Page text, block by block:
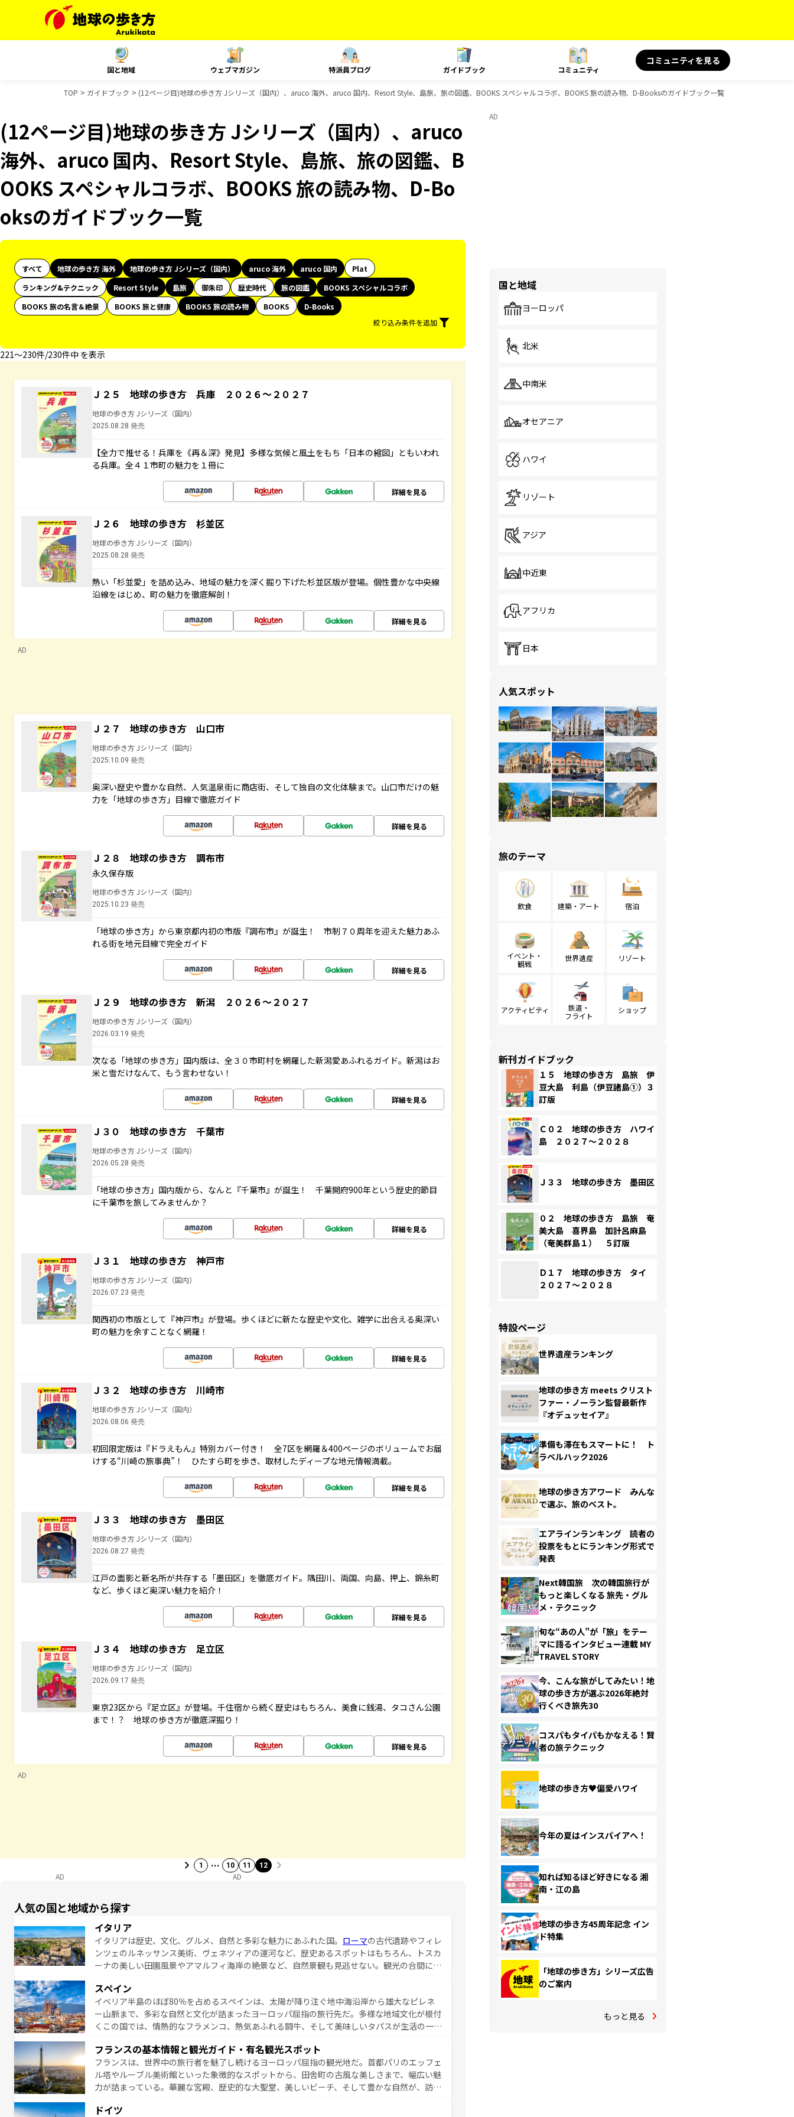
国と地域 ウェブマガジン 特派員ブログ ガイドブック コミュニティ
コミュニティを見る
TOP ガイドブック (12ページ目)地球の歩き方 Jシリーズ（国内）、aruco 海外、aruco 国内、Resort Style、島旅、旅の図鑑、BOOKS スペシャルコラボ、BOOKS 旅の読み物、D-Booksのガイドブック一覧
(12ページ目)地球の歩き方 Jシリーズ（国内）、aruco
海外、aruco 国内、Resort Style、島旅、旅の図鑑、B
OOKS スペシャルコラボ、BOOKS 旅の読み物、D-Bo
oksのガイドブック一覧
すべて 地球の歩き方 海外 地球の歩き方 Jシリーズ（国内） aruco 海外 aruco 国内
Plat
ランキング&テクニック
Resort Style 島旅 御朱印 歴史時代 旅の図鑑
BOOKS スペシャルコラボ
BOOKS 旅の名言＆絶景
BOOKS 旅と健康 BOOKS 旅の読み物 BOOKS
D-Books
絞り込み条件を追加
221〜230件/230件中 を表示
Ｊ２５ 地球の歩き方 兵庫 ２０２６～２０２７
地球の歩き方 Jシリーズ（国内）
2025.08.28 発売
【全力で推せる！兵庫を《再＆深》発見】多様な気候と風土をもち「日本の縮図」ともいわれ
る兵庫。全４１市町の魅力を１冊に
詳細を見る
Ｊ２６ 地球の歩き方 杉並区
地球の歩き方 Jシリーズ（国内）
2025.08.28 発売
熱い「杉並愛」を詰め込み、地域の魅力を深く掘り下げた杉並区版が登場。個性豊かな中央線
沿線をはじめ、町の魅力を徹底解剖！
詳細を見る
AD
Ｊ２７ 地球の歩き方 山口市
地球の歩き方 Jシリーズ（国内）
2025.10.09 発売
奥深い歴史や豊かな自然、人気温泉街に商店街、そして独自の文化体験まで。山口市だけの魅
力を「地球の歩き方」目線で徹底ガイド
詳細を見る
Ｊ２８ 地球の歩き方 調布市
永久保存版
地球の歩き方 Jシリーズ（国内）
2025.10.23 発売
「地球の歩き方」から東京都内初の市版『調布市』が誕生！ 市制７０周年を迎えた魅力あふ
れる街を地元目線で完全ガイド
詳細を見る
Ｊ２９ 地球の歩き方 新潟 ２０２６～２０２７
地球の歩き方 Jシリーズ（国内）
2026.03.19 発売
次なる「地球の歩き方」国内版は、全３０市町村を網羅した新潟愛あふれるガイド。新潟はお
米と雪だけなんて、もう言わせない！
詳細を見る
Ｊ３０ 地球の歩き方 千葉市
地球の歩き方 Jシリーズ（国内）
2026.05.28 発売
「地球の歩き方」国内版から、なんと『千葉市』が誕生！ 千葉開府900年という歴史的節目
に千葉市を旅してみませんか？
詳細を見る
Ｊ３１ 地球の歩き方 神戸市
地球の歩き方 Jシリーズ（国内）
2026.07.23 発売
関西初の市版として『神戸市』が登場。歩くほどに新たな歴史や文化、雑学に出合える奥深い
町の魅力を余すことなく網羅！
詳細を見る
Ｊ３２ 地球の歩き方 川崎市
地球の歩き方 Jシリーズ（国内）
2026.08.06 発売
初回限定版は『ドラえもん』特別カバー付き！ 全7区を網羅＆400ページのボリュームでお届
けする“川崎の旅事典”！ ひたすら町を歩き、取材したディープな地元情報満載。
詳細を見る
Ｊ３３ 地球の歩き方 墨田区
地球の歩き方 Jシリーズ（国内）
2026.08.27 発売
江戸の面影と新名所が共存する「墨田区」を徹底ガイド。隅田川、両国、向島、押上、錦糸町
など、歩くほど奥深い魅力を紹介！
詳細を見る
Ｊ３４ 地球の歩き方 足立区
地球の歩き方 Jシリーズ（国内）
2026.09.17 発売
東京23区から『足立区』が登場。千住宿から続く歴史はもちろん、美食に銭湯、タコさん公園
まで！？ 地球の歩き方が徹底深掘り！
詳細を見る
AD
1 … 10 11 12
AD AD
人気の国と地域から探す
イタリア
イタリアは歴史、文化、グルメ、自然と多彩な魅力にあふれた国。 ローマの古代遺跡やフィレ
ンツェのルネッサンス美術、ヴェネツィアの運河など、歴史あるスポットはもちろん、トスカ
ーナの美しい田園風景やアマルフィ海岸の絶景など、自然景観も見逃せない。観光の合間に
夜眠るまで、すべての瞬間を楽しませてくれるイタリアで、忘れられない旅をしてみよう！
なお、新着のイタリア情報はコンテンツ一覧を参照してほしい。
スペイン
イベリア半島のほぼ80％を占めるスペインは、太陽が降り注ぐ地中海沿岸から雄大なピレネ
ー山脈まで、多彩な自然と文化が詰まったヨーロッパ屈指の旅行先だ。多様な地域文化が根付
くこの国では、情熱的なフラメンコ、熱気あふれる闘牛、そして美味しいタパスが生活の一部
ら、地方では古代ローマ遺跡や中世の城塞都市、穏やかなビーチリゾートまで多彩な表情を見
せる。地方によって風土や気候が異なるスペインはその個性で訪れる人を魅了する。 なお、
新着のスペイン情報はコンテンツ一覧を参照してほしい。
フランスの基本情報と観光ガイド・有名観光スポット
フランスは、世界中の旅行者を魅了し続けるヨーロッパ屈指の観光地だ。首都パリのエッフェ
ル塔やルーブル美術館といった象徴的なスポットから、田舎町の古風な美しさまで、幅広い魅
力が詰まっている。華麗な宮殿、歴史的な大聖堂、美しいビーチ、そして豊かな自然が、訪れ
無形文化遺産にも登録されている。シャンパンの発祥地であるランス、プロヴァンスの香り高
ドイツ
AD
国と地域
ヨーロッパ
北米
中南米
オセアニア
ハワイ
リゾート
アジア
中近東
アフリカ
日本
人気スポット
旅のテーマ
飲食 建築・アート 宿泊
イベント・
観戦
世界遺産 リゾート
アクティビティ
鉄道・
フライト
ショップ
新刊ガイドブック
１５ 地球の歩き方 島旅 伊
豆大島 利島（伊豆諸島①）３
訂版
Ｃ０２ 地球の歩き方 ハワイ
島 ２０２７～２０２８
Ｊ３３ 地球の歩き方 墨田区
０２ 地球の歩き方 島旅 奄
美大島 喜界島 加計呂麻島
（奄美群島１） ５訂版
Ｄ１７ 地球の歩き方 タイ
２０２７～２０２８
特設ページ
世界遺産ランキング
地球の歩き方 meets クリスト
ファー・ノーラン監督最新作
『オデュッセイア』
準備も滞在もスマートに！ ト
ラベルハック2026
地球の歩き方アワード みんな
で選ぶ、旅のベスト。
エアラインランキング 読者の
投票をもとにランキング形式で
発表
Next韓国旅 次の韓国旅行が
もっと楽しくなる 旅先・グル
メ・テクニック
旬な“あの人”が「旅」をテー
マに語るインタビュー連載 MY
TRAVEL STORY
今、こんな旅がしてみたい！地
球の歩き方が選ぶ2026年絶対
行くべき旅先30
コスパもタイパもかなえる！賢
者の旅テクニック
地球の歩き方♥偏愛ハワイ
今年の夏はインスパイアへ！
知れば知るほど好きになる 湘
南・江の島
地球の歩き方45周年記念 イン
ド特集
「地球の歩き方」シリーズ広告
のご案内
もっと見る